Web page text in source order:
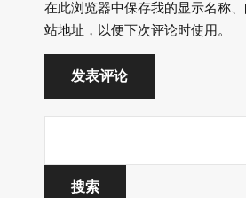
在此浏览器中保存我的显示名称
站地址，以便下次评论时使用。